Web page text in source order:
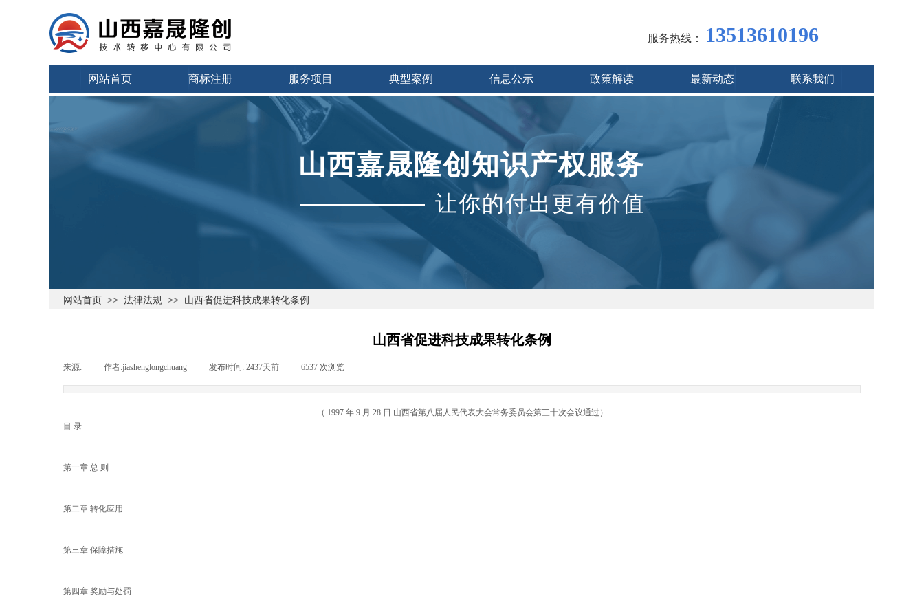
13513610196
服务热线：
网站首页 商标注册 服务项目 典型案例 信息公示 政策解读 最新动态 联系我们
山西嘉晟隆创知识产权服务
让你的付出更有价值
网站首页 >> 法律法规 >> 山西省促进科技成果转化条例
山西省促进科技成果转化条例
来源: 作者:jiashenglongchuang 发布时间: 2437天前 6537 次浏览
（ 1997 年 9 月 28 日 山西省第八届人民代表大会常务委员会第三十次会议通过）
目 录
第一章 总 则
第二章 转化应用
第三章 保障措施
第四章 奖励与处罚